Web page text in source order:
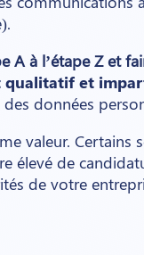
A à l’étape Z et
qualitatif et
données
valeur. Certains
élevé de
de votre